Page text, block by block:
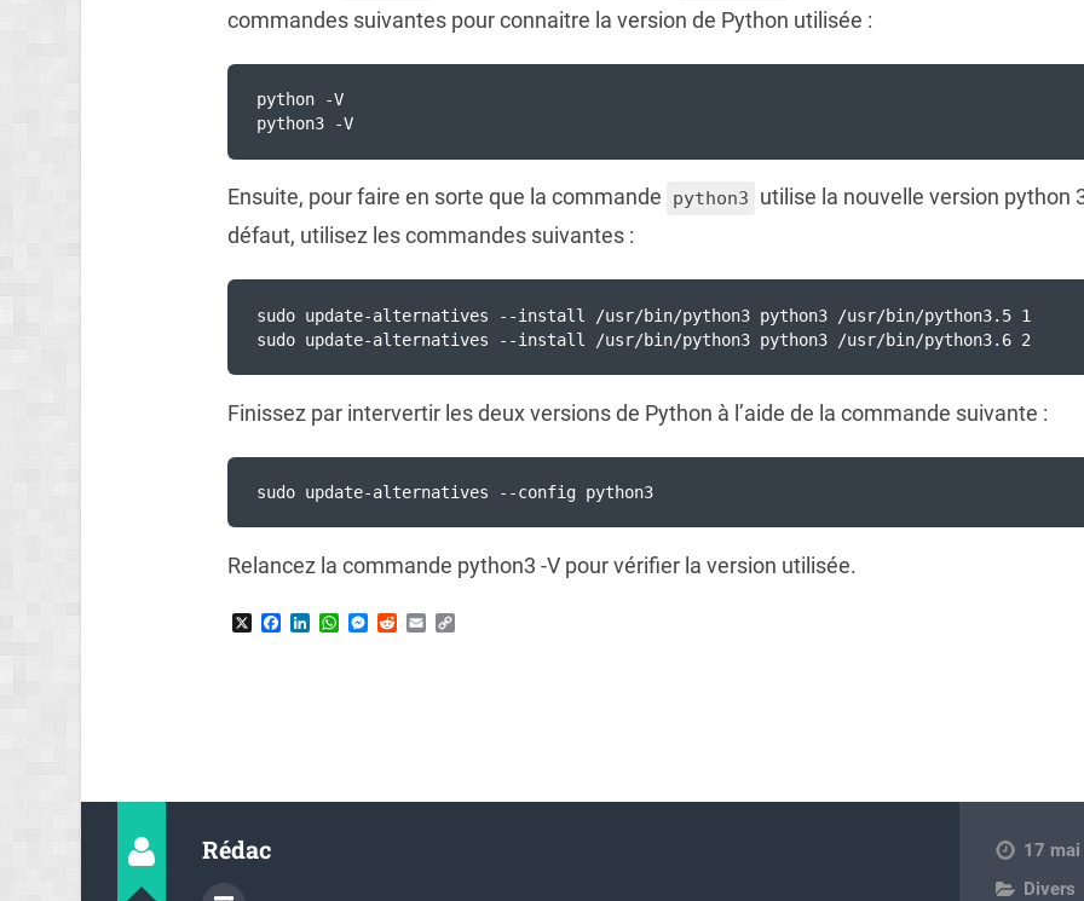
commandes suivantes pour connaitre la version de Python utilisée :
python -V
python3 -V
Ensuite, pour faire en sorte que la commande python3
utilise la nouvelle version python
défaut, utilisez les commandes suivantes :
sudo update-alternatives --install /usr/bin/python3 python3 /usr/bin/python3.5 1
sudo update-alternatives --install /usr/bin/python3 python3 /usr/bin/python3.6 2
Finissez par intervertir les deux versions de Python à l’aide de la commande suivante :
sudo update-alternatives --config python3
Relancez la commande python3 -V pour vérifier la version utilisée.
X Facebook
LinkedIn
WhatsApp
Messenger
RedditEmail
Rédac
17
Divers